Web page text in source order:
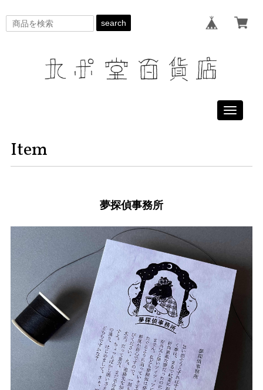
search
Toggle
Item
夢探偵事務所